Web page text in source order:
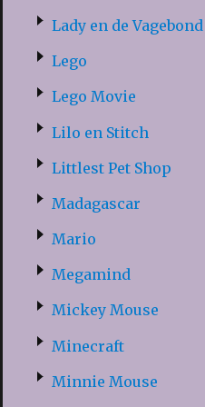
Lady en de Vagebond
Lego
Lego Movie
Lilo en Stitch
Littlest Pet Shop
Madagascar
Mario
Megamind
Mickey Mouse
Minecraft
Minnie Mouse